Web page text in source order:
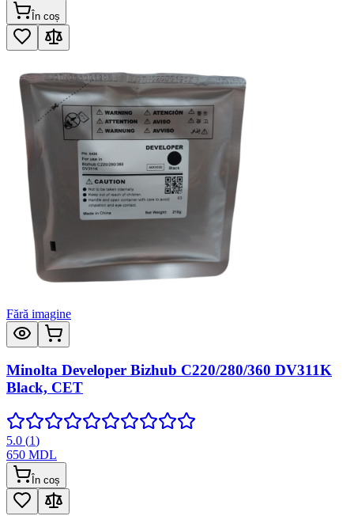
În coș
Fără imagine
Minolta Developer Bizhub C220/280/360 DV311K
Black, CET
5.0 (1)
650 MDL
În coș